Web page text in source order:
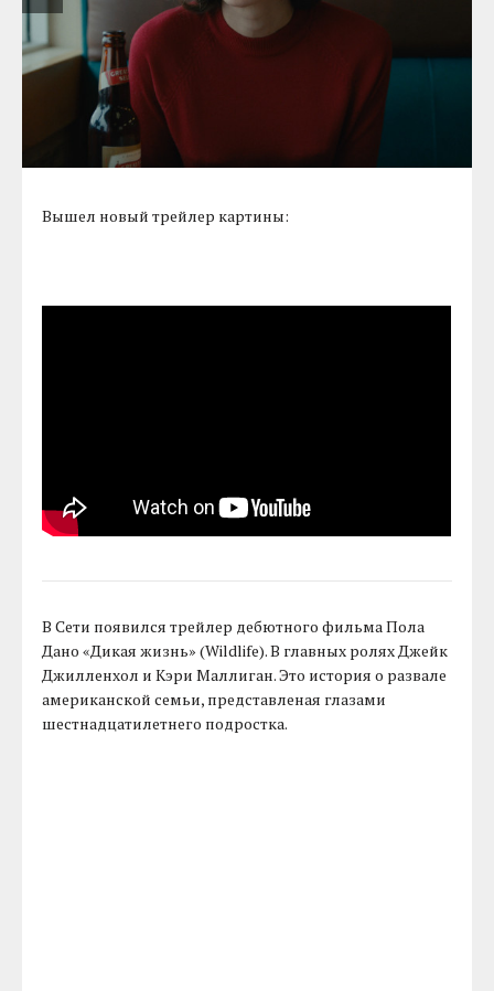
Вышел новый трейлер картины:
В Сети появился трейлер дебютного фильма Пола
Дано «Дикая жизнь» (Wildlife). В главных ролях Джейк
Джилленхол и Кэри Маллиган. Это история о развале
американской семьи, представленая глазами
шестнадцатилетнего подростка.